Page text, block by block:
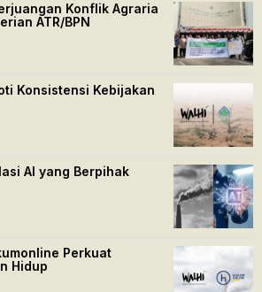
Konflik Agraria
ATR/BPN
Konsistensi Kebijakan
AI yang Berpihak
Perkuat
Hidup